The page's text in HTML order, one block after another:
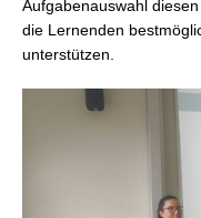
Aufgabenauswahl
die Lernenden
unterstützen.